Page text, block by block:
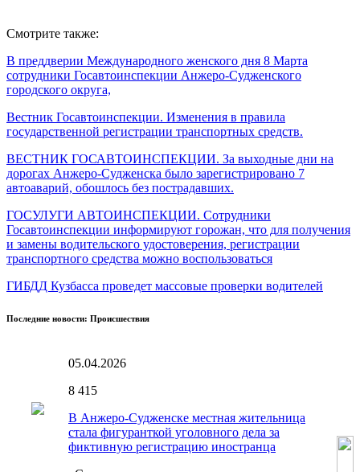
Смотрите также:
В преддверии Международного женского дня 8 Марта
сотрудники Госавтоинспекции Анжеро-Судженского
городского округа,
Вестник Госавтоинспекции. Изменения в правила
государственной регистрации транспортных средств.
ВЕСТНИК ГОСАВТОИНСПЕКЦИИ. За выходные дни на
дорогах Анжеро-Судженска было зарегистрировано 7
автоаварий, обошлось без пострадавших.
ГОСУЛУГИ АВТОИНСПЕКЦИИ. Сотрудники
Госавтоинспекции информируют горожан, что для получения
и замены водительского удостоверения, регистрации
транспортного средства можно воспользоваться
ГИБДД Кузбасса проведет массовые проверки водителей
Последние новости: Происшествия
05.04.2026
8 415
В Анжеро-Судженске местная жительница
стала фигуранткой уголовного дела за
фиктивную регистрацию иностранца